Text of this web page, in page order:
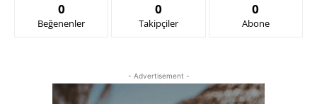
0
Beğenenler
0
Takipçiler
0
Abone
- Advertisement -